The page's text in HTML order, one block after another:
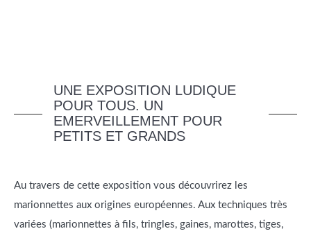
UNE EXPOSITION LUDIQUE
POUR TOUS. UN
EMERVEILLEMENT POUR
PETITS ET GRANDS
Au travers de cette exposition vous découvrirez les
marionnettes aux origines européennes. Aux techniques très
variées (marionnettes à fils, tringles, gaines, marottes, tiges,